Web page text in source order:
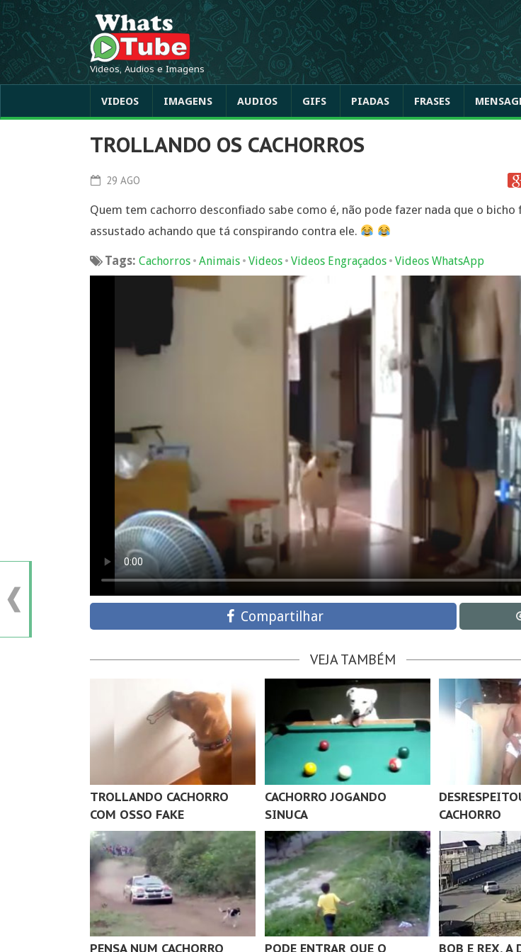
Videos, Audios e Imagens
VIDEOS IMAGENS AUDIOS GIFS PIADAS FRASES
TROLLANDO OS CACHORROS
29 AGO
Quem tem cachorro desconfiado sabe como é, não pode fazer nada que o bicho
assustado achando que tá conspirando contra ele.
Tags: Cachorros • Animais • Videos • Videos Engraçados • Videos WhatsApp
Compartilhar
VEJA TAMBÉM
TROLLANDO CACHORRO
COM OSSO FAKE
CACHORRO JOGANDO
SINUCA
CACHORRO
PENSA NUM CACHORRO PODE ENTRAR QUE O BOB E REX, A